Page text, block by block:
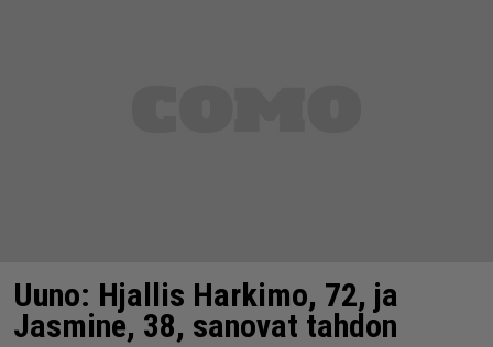
Uuno: Hjallis Harkimo, 72, ja
Jasmine, 38, sanovat tahdon